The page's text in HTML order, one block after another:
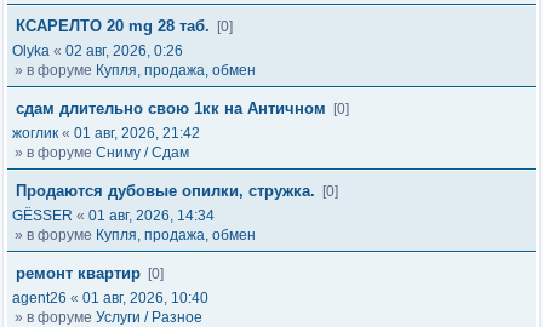
КСАРЕЛТО 20 mg 28 таб.
[0]
Olyka « 02 авг, 2026, 0:26
» в форуме Купля, продажа, обмен
сдам длительно свою 1кк на Античном
[0]
жоглик « 01 авг, 2026, 21:42
» в форуме Сниму / Сдам
Продаются дубовые опилки, стружка.
[0]
GЁSSER « 01 авг, 2026, 14:34
» в форуме Купля, продажа, обмен
ремонт квартир [0]
agent26 « 01 авг, 2026, 10:40
» в форуме Услуги / Разное